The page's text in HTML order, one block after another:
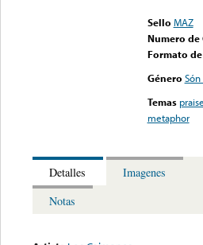
Sello MAZ
Numero de
Formato
Género
Temas praise
metaphor
Detalles
Imagenes
Notas